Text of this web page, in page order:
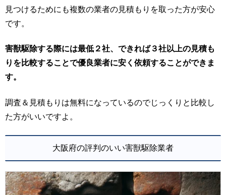
見つけるためにも複数の業者の見積もりを取った方が安心
です。
害獣駆除する際には最低２社、できれば３社以上の見積も
りを比較することで優良業者に安く依頼することができま
す。
調査＆見積もりは無料になっているのでじっくりと比較し
た方がいいですよ。
大阪府の評判のいい害獣駆除業者